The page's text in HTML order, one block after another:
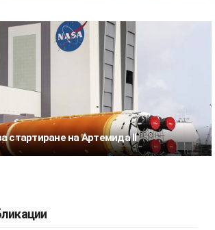
стартиране на Артемида II